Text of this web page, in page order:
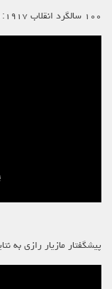
۱۰۰ سالگرد انقلاب ۱۹۱۷: ضرورت و ایجاد حزب لنینی در ایران
پیشگفتار مازیار رازی به